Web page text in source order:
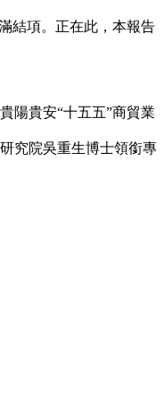
結項。正在此，本報告
貴安“十五五”商貿業
究院吳重生博士領銜專